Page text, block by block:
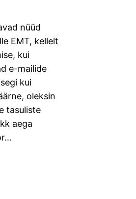
nüüd
EMT, kellelt
kui
e-mailide
kui
oleksin
tasuliste
aega